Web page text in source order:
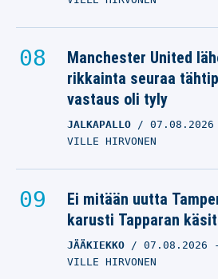
Manchester United
rikkainta seuraa
vastaus oli tyly
JALKAPALLO 07.08.2026
VILLE HIRVONEN
Ei mitään uutta
karusti Tapparan
JÄÄKIEKKO 07.08.2026
VILLE HIRVONEN